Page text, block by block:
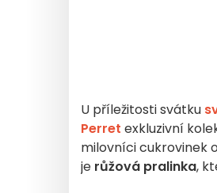
U příležitosti svátku
Perret exkluzivní
milovníci cukrovinek
je růžová pralinka,